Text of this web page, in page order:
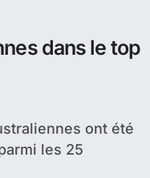
dans le top
les 25